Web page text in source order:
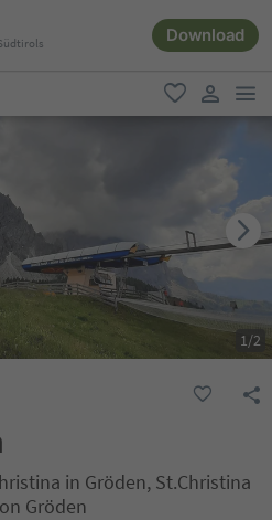
Download
favorit
user link
1/2
in Gröden, St.Christina
Gröden